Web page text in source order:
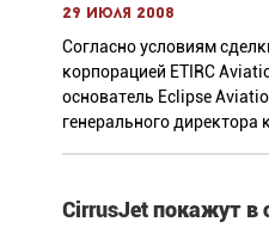
29 июля 2008
Согласно условиям
корпорацией ETIRC
основатель Eclipse
генерального директора
CirrusJet покажут в